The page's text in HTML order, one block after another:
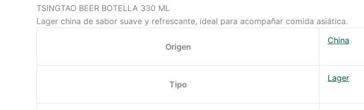
TSINGTAO BEER BOTELLA 330 ML
Lager china de sabor suave y refrescante, ideal para acompañar comida asiática.
Origen
China
Tipo
Lager